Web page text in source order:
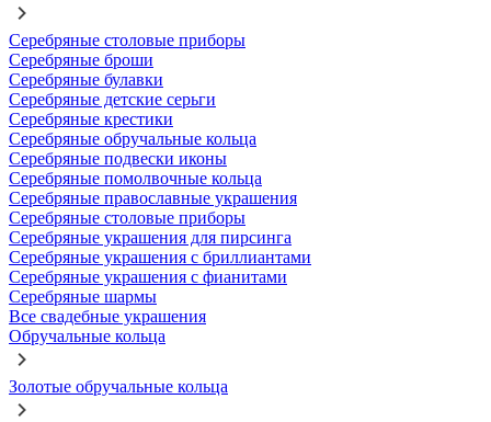
Серебряные столовые приборы
Серебряные броши
Серебряные булавки
Серебряные детские серьги
Серебряные крестики
Серебряные обручальные кольца
Серебряные подвески иконы
Серебряные помолвочные кольца
Серебряные православные украшения
Серебряные столовые приборы
Серебряные украшения для пирсинга
Серебряные украшения с бриллиантами
Серебряные украшения с фианитами
Серебряные шармы
Все свадебные украшения
Обручальные кольца
Золотые обручальные кольца